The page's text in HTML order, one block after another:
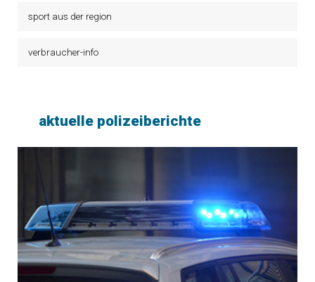
sport aus der region
verbraucher-info
aktuelle polizeiberichte